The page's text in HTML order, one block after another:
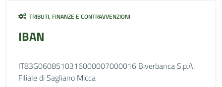
TRIBUTI, FINANZE E CONTRAVVENZIONI
IBAN
IT83G0608510316000007000016 Biverbanca S.p.A.
Filiale di Sagliano Micca